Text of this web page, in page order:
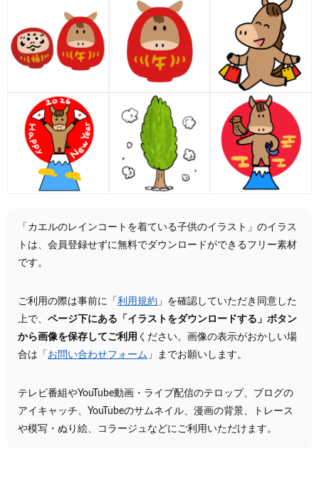
「カエルのレインコートを着ている子供のイラスト」のイラス
トは、会員登録せずに無料でダウンロードができるフリー素材
です。
ご利用の際は事前に「 利用規約 」を確認していただき同意した
上で、 ページ下にある「イラストをダウンロードする」ボタン
から画像を保存してご利用 ください。画像の表示がおかしい場
合は「 お問い合わせフォーム 」までお願いします。
テレビ番組やYouTube動画・ライブ配信のテロップ、ブログの
アイキャッチ、YouTubeのサムネイル、漫画の背景、トレース
や模写・ぬり絵、コラージュなどにご利用いただけます。